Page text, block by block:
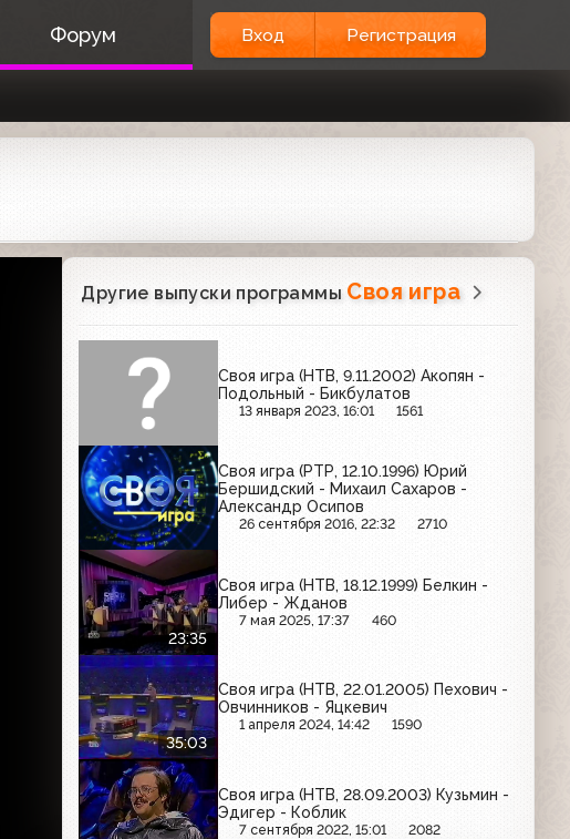
Форум Вход Регистрация
Другие выпуски программы Своя игра
Своя игра (НТВ, 9.11.2002) Акопян -
Подольный - Бикбулатов
13 января 2023, 16:01 1561
Своя игра (РТР, 12.10.1996) Юрий
Бершидский - Михаил Сахаров -
Александр Осипов
26 сентября 2016, 22:32 2710
23:35
Своя игра (НТВ, 18.12.1999) Белкин -
Либер - Жданов
7 мая 2025, 17:37 460
35:03
Своя игра (НТВ, 22.01.2005) Пехович -
Овчинников - Яцкевич
1 апреля 2024, 14:42 1590
Своя игра (НТВ, 28.09.2003) Кузьмин -
Эдигер - Коблик
7 сентября 2022, 15:01 2082